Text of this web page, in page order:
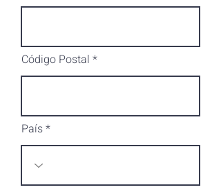
Código Postal
País